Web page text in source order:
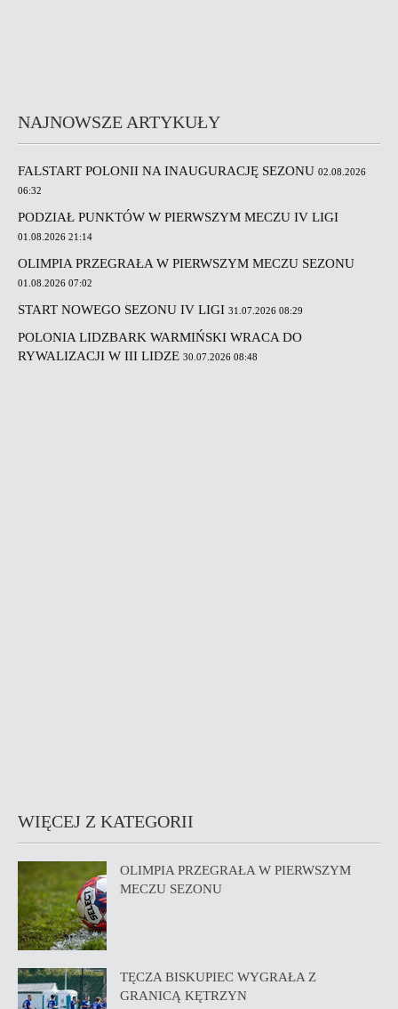
NAJNOWSZE ARTYKUŁY
FALSTART POLONII NA INAUGURACJĘ SEZONU 02.08.2026
06:32
PODZIAŁ PUNKTÓW W PIERWSZYM MECZU IV LIGI
01.08.2026 21:14
OLIMPIA PRZEGRAŁA W PIERWSZYM MECZU SEZONU
01.08.2026 07:02
START NOWEGO SEZONU IV LIGI 31.07.2026 08:29
POLONIA LIDZBARK WARMIŃSKI WRACA DO
RYWALIZACJI W III LIDZE 30.07.2026 08:48
WIĘCEJ Z KATEGORII
OLIMPIA PRZEGRAŁA W PIERWSZYM
MECZU SEZONU
TĘCZA BISKUPIEC WYGRAŁA Z
GRANICĄ KĘTRZYN